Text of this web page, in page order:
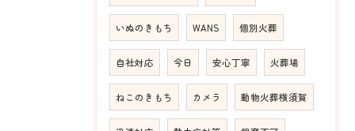
いぬのきもち WANS 個別火葬
自社対応 今日 安心丁寧 火葬場
ねこのきもち カメラ 動物火葬横須賀